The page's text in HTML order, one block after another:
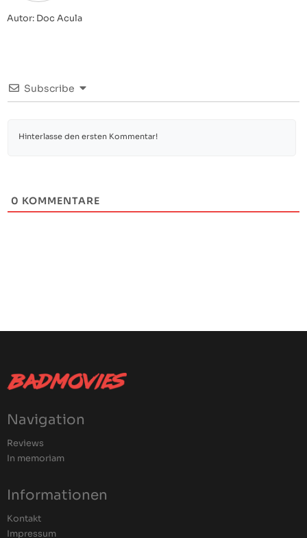
Autor: Doc Acula
Subscribe
0 KOMMENTARE
Navigation
Reviews
In memoriam
Informationen
Kontakt
Impressum